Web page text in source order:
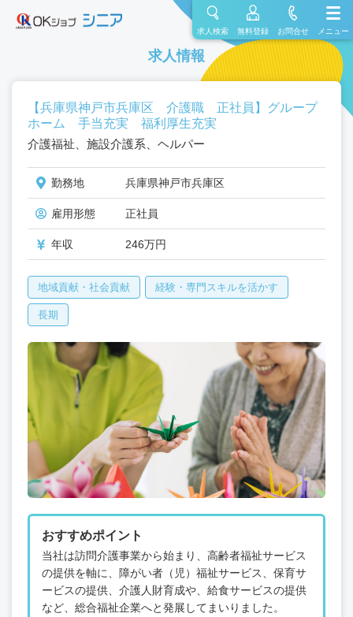
求人検索 無料登録 お問合せ メニュー
求人情報
【兵庫県神戸市兵庫区 介護職 正社員】グループ
ホーム 手当充実 福利厚生充実
介護福祉、施設介護系、ヘルパー
勤務地 兵庫県神戸市兵庫区
雇用形態 正社員
年収 246万円
地域貢献・社会貢献 経験・専門スキルを活かす
長期
おすすめポイント
当社は訪問介護事業から始まり、高齢者福祉サービス
の提供を軸に、障がい者（児）福祉サービス、保育サ
ービスの提供、介護人財育成や、給食サービスの提供
など、総合福祉企業へと発展してまいりました。